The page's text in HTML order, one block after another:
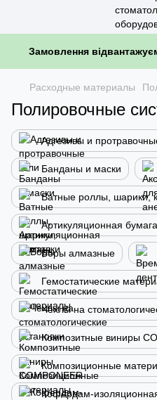
Замовлення
Расходные материалы
Полировочные
Адгезивы и
Банданы и маски
Ватные роллы, шарики,
Артикуляционная бумага
Боры алмазные
Гемостатические
Чехлы на
Композитные виниры
Композиционные
Кофердам-